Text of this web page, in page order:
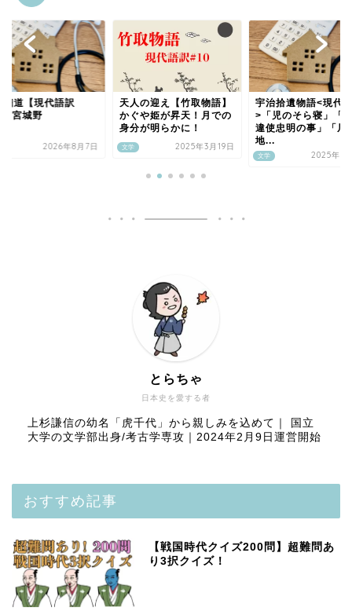
細道【現代語訳
宮城野
2026年8月7日 文学
天人の迎え【竹取物語】
かぐや姫が昇天！月での
身分が明らかに！
2025年3月19日
文学
宇治拾遺物語<現代
>「児のそら寝」「
違使忠明の事」「尼
地...
2025年1
日本史を愛する者
とらちゃ
上杉謙信の幼名「虎千代」から親しみを込めて｜ 国立
大学の文学部出身/考古学専攻｜2024年2月9日運営開始
おすすめ記事
【戦国時代クイズ200問】超難問あ
り3択クイズ！